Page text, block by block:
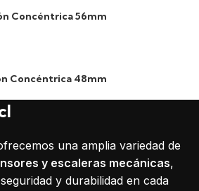
Concéntrica 56mm
Concéntrica 48mm
una amplia variedad de
y escaleras mecánicas,
y durabilidad en cada